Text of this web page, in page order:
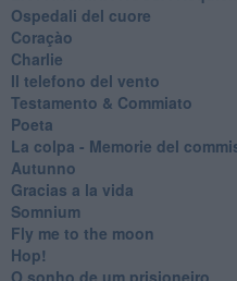
Ospedali del cuore
Coraçào
Charlie
Il telefono del vento
Testamento & Commiato
Poeta
​La colpa - Memorie del
Autunno
Gracias a la vida
Somnium
Fly me to the moon
Hop!
O sonho de um prisioneiro